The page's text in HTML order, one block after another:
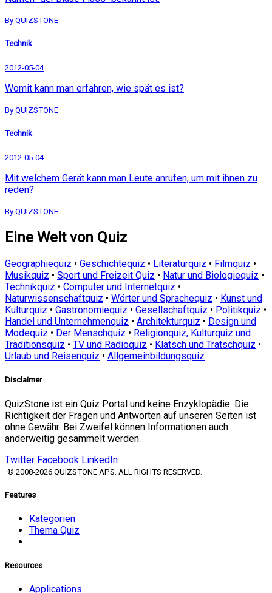
By QUIZSTONE
Technik
2012-05-04
Womit kann man erfahren, wie spät es ist?
By QUIZSTONE
Technik
2012-05-04
Mit welchem Gerät kann man Leute anrufen, um mit ihnen zu
reden?
By QUIZSTONE
Eine Welt von Quiz
Geographiequiz • Geschichtequiz • Literaturquiz • Filmquiz •
Musikquiz • Sport und Freizeit Quiz • Natur und Biologiequiz •
Technikquiz • Computer und Internetquiz •
Naturwissenschaftquiz • Wörter und Sprachequiz • Kunst und
Kulturquiz • Gastronomiequiz • Gesellschaftquiz • Politikquiz •
Handel und Unternehmenquiz • Architekturquiz • Design und
Modequiz • Der Menschquiz • Religionquiz, Kulturquiz und
Traditionsquiz • TV und Radioquiz • Klatsch und Tratschquiz •
Urlaub und Reisenquiz • Allgemeinbildungsquiz
Disclaimer
QuizStone ist ein Quiz Portal und keine Enzyklopädie. Die
Richtigkeit der Fragen und Antworten auf unseren Seiten ist
ohne Gewähr. Bei Zweifel können Informationen auch
anderweitig gesammelt werden.
Twitter Facebook LinkedIn
© 2008-2026 QUIZSTONE APS. ALL RIGHTS RESERVED.
Features
Kategorien
Thema Quiz
Resources
Applications